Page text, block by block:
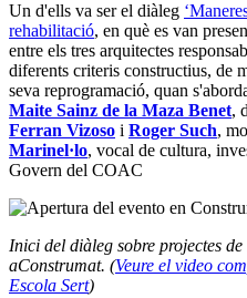
Un d'ells va ser el diàleg
rehabilitació, en què es van
entre els tres arquitectes
diferents criteris constructius, de
seva reprogramació, quan
Maite Sainz de la Maza Benet,
Ferran Vizoso i Roger Such,
Marinel·lo, vocal de cultura,
Govern del COAC
Inici del diàleg sobre projectes
aConstrumat. (Veure el video
Escola Sert)